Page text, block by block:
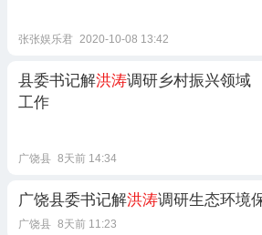
张张娱乐君 2020-10-08 13:42
县委书记解洪涛调研乡村振兴领域
工作
广饶县 8天前 14:34
广饶县委书记解洪涛调研生态环境
广饶县 8天前 11:23